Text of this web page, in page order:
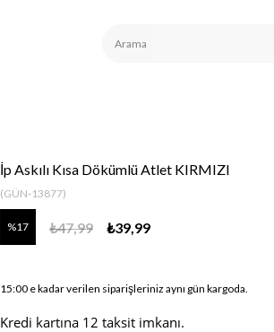
İp Askılı Kısa Dökümlü Atlet KIRMIZI
(GÜN-13877)
17 ₺47,99 ₺39,99
15:00 e kadar verilen siparişleriniz aynı gün kargoda.
Kredi kartına 12 taksit imkanı.